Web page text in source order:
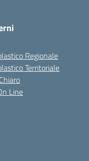
Regionale
Territoriale
Line